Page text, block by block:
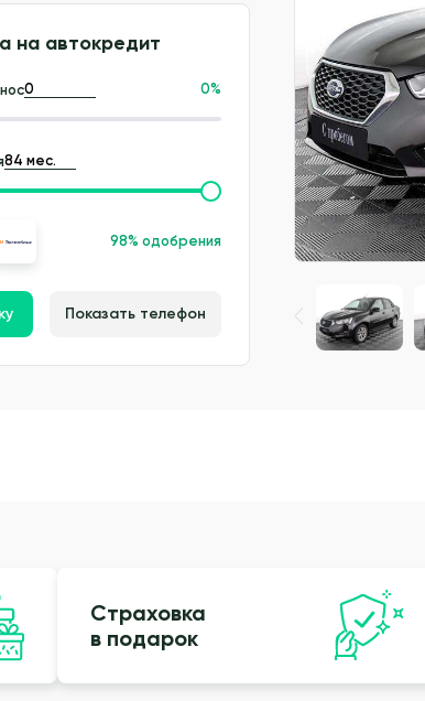
на автокредит
0%
98% одобрения
Показать телефон
Страховка
в подарок